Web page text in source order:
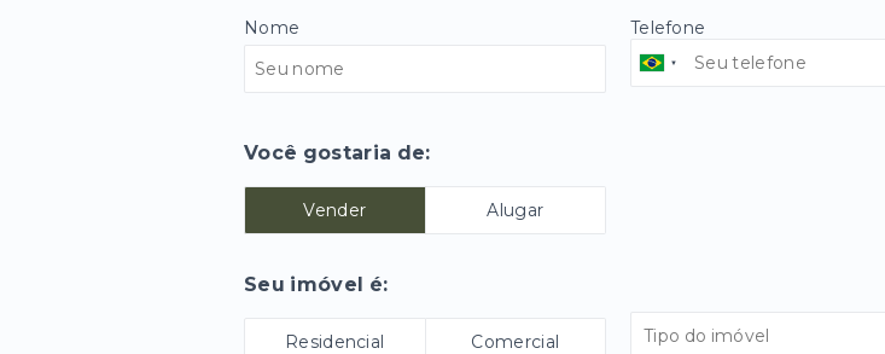
Nome Telefone
Você gostaria de:
Vender Alugar
Seu imóvel é:
Residencial Comercial Tipo do imóvel